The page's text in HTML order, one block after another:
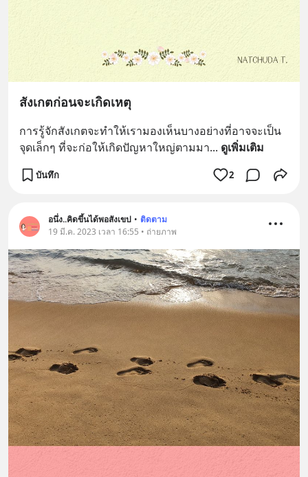
สังเกตก่อนจะเกิดเหตุ
การรู้จักสังเกตจะทำให้เรามองเห็นบางอย่างที่อาจจะเป็น
จุดเล็กๆ ที่จะก่อให้เกิดปัญหาใหญ่ตามมา... ดูเพิ่มเติม
บันทึก 2
อนึ่ง..คิดขึ้นได้พอสังเขป • ติดตาม
19 มี.ค. 2023 เวลา 16:55 • ถ่ายภาพ